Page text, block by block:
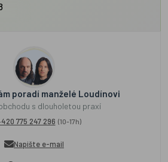
poradí manželé Loudínovi
s dlouholetou praxí
775 247 296 (10-17h)
Napište e-mail